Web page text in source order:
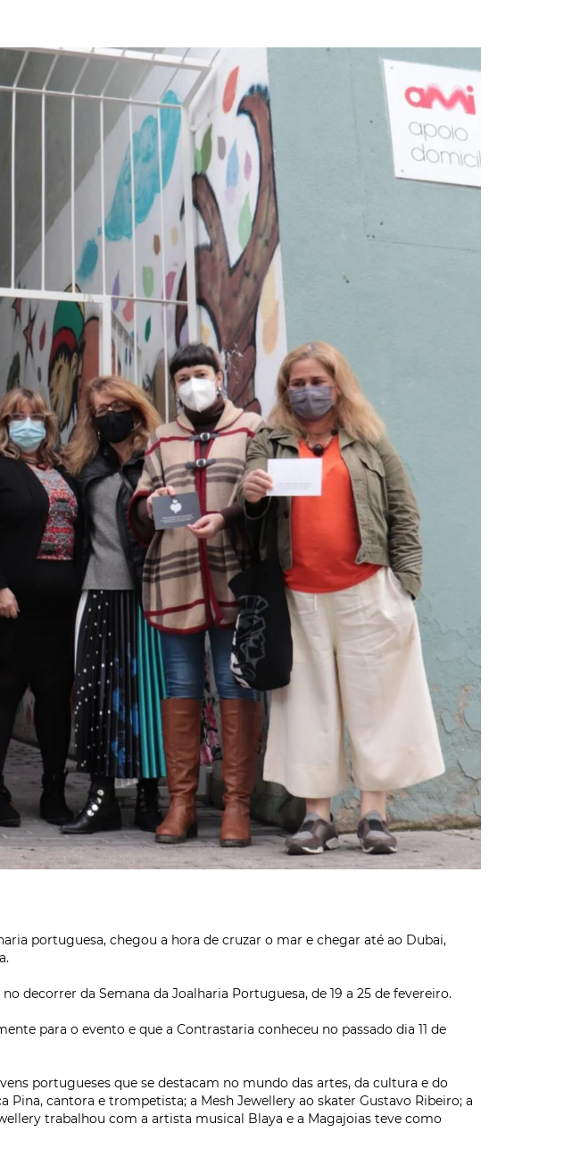
portuguesa, chegou a hora de cruzar o mar e chegar até ao Dubai,
decorrer da Semana da Joalharia Portuguesa, de 19 a 25 de fevereiro.
para o evento e que a Contrastaria conheceu no passado dia 11 de
portugueses que se destacam no mundo das artes, da cultura e do
Pina, cantora e trompetista; a Mesh Jewellery ao skater Gustavo Ribeiro; a
trabalhou com a artista musical Blaya e a Magajoias teve como